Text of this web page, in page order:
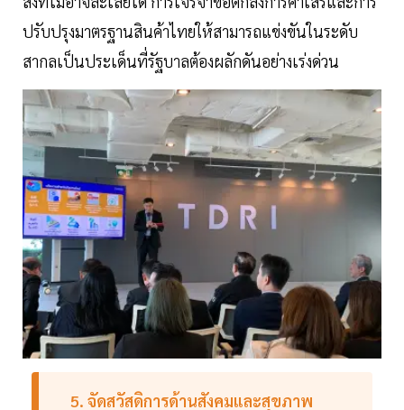
ปรับปรุงมาตรฐานสินค้าไทยให้สามารถแข่งขันในระดับ
สากลเป็นประเด็นที่รัฐบาลต้องผลักดันอย่างเร่งด่วน
5. จัดสวัสดิการด้านสังคมและสุขภาพ